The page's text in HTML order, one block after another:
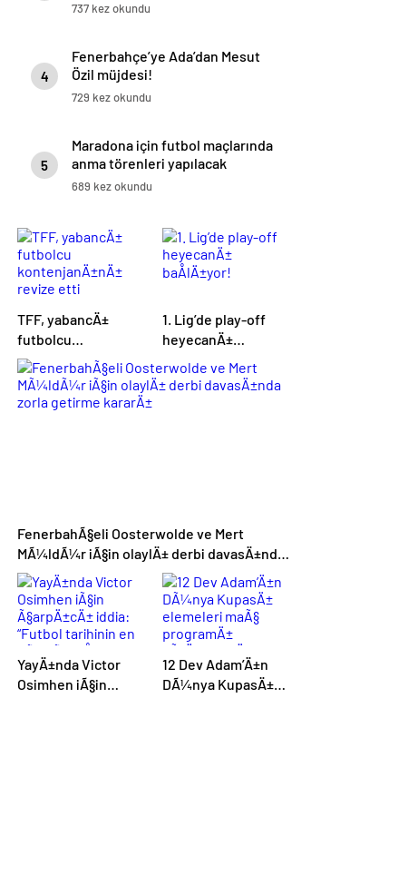
737 kez okundu
4
Fenerbahçe’ye Ada’dan Mesut
Özil müjdesi!
729 kez okundu
5
Maradona için futbol maçlarında
anma törenleri yapılacak
689 kez okundu
TFF, yabancÄ±
futbolcu
kontenjanÄ±nÄ±
revize etti
1. Lig’de play-off
heyecanÄ±
baÅlÄ±yor!
FenerbahÃ§eli Oosterwolde ve Mert
MÃ¼ldÃ¼r iÃ§in olaylÄ± derbi davasÄ±nda
zorla getirme kararÄ±
YayÄ±nda Victor
Osimhen iÃ§in
12 Dev Adam’Ä±n
DÃ¼nya KupasÄ±